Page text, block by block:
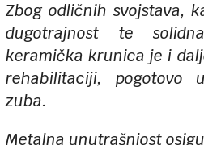
Zbog odličnih svojstava,
dugotrajnost te
keramička krunica je i
rehabilitaciji, pogotovo
zuba.
Metalna unutrašnjost